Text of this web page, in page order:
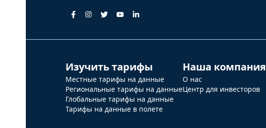
Изучить тарифы
Местные тарифы на данные
Региональные тарифы на данные
Глобальные тарифы на данные
Тарифы на данные в полете
Наша компания
О нас
Центр для инвесторов